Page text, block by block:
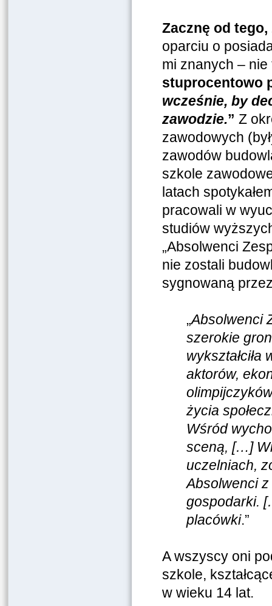
Zacznę od tego,
oparciu o
mi znanych –
stuprocentowo
wcześnie, by
zawodzie.” Z
zawodowych
zawodów
szkole
latach
pracowali w
studiów
„Absolwenci
nie zostali
sygnowaną
„Absolwenci
szerokie
aktorów,
życia
Wśród
sceną, […]
uczelniach,
Absolwenci
gospodarki.
placówki.”
A wszyscy oni
szkole,
w wieku 14 lat.